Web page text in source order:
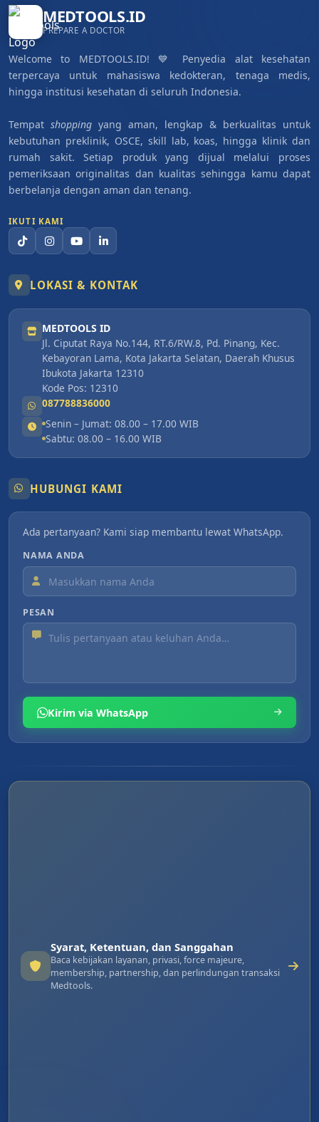
MEDTOOLS.ID
PREPARE A DOCTOR
Welcome to MEDTOOLS.ID! 💙 Penyedia alat kesehatan
terpercaya untuk mahasiswa kedokteran, tenaga medis,
hingga institusi kesehatan di seluruh Indonesia.
Tempat shopping yang aman, lengkap & berkualitas untuk
kebutuhan preklinik, OSCE, skill lab, koas, hingga klinik dan
rumah sakit. Setiap produk yang dijual melalui proses
pemeriksaan originalitas dan kualitas sehingga kamu dapat
berbelanja dengan aman dan tenang.
IKUTI KAMI
LOKASI & KONTAK
MEDTOOLS ID
Jl. Ciputat Raya No.144, RT.6/RW.8, Pd. Pinang, Kec.
Kebayoran Lama, Kota Jakarta Selatan, Daerah Khusus
Ibukota Jakarta 12310
Kode Pos: 12310
087788836000
Senin – Jumat: 08.00 – 17.00 WIB
Sabtu: 08.00 – 16.00 WIB
HUBUNGI KAMI
Ada pertanyaan? Kami siap membantu lewat WhatsApp.
NAMA ANDA
PESAN
Kirim via WhatsApp
Syarat, Ketentuan, dan Sanggahan
Baca kebijakan layanan, privasi, force majeure,
membership, partnership, dan perlindungan transaksi
Medtools.